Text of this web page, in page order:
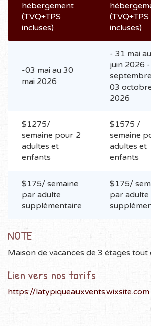
hébergement
(TVQ+TPS
incluses)
(TVQ+TPS
incluses)
-03 mai au 30
mai 2026
- 31 mai
juin 2026
03
2026
$1275/
semaine pour 2
adultes et
enfants
$1575 /
semaine
adultes et
enfants
$175/ semaine
par adulte
supplémentaire
$175/
par adulte
NOTE
Maison de vacances de 3 étages tout
Lien vers nos tarifs
https://latypiqueauxvents.wixsite.com